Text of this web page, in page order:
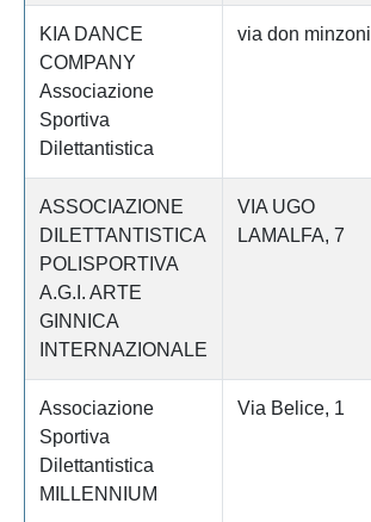
KIA DANCE
COMPANY
Associazione
Sportiva
Dilettantistica
via don minzoni
ASSOCIAZIONE
DILETTANTISTICA
POLISPORTIVA
A.G.I. ARTE
GINNICA
INTERNAZIONALE
VIA UGO
LAMALFA, 7
Associazione
Sportiva
Dilettantistica
MILLENNIUM
Via Belice, 1